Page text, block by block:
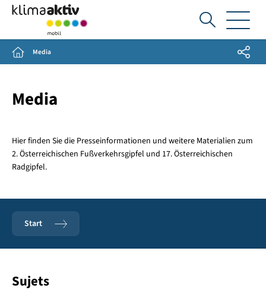
Ich
suche...
Home Media Share
Media
Hier finden Sie die Presseinformationen und weitere Materialien zum
2. Österreichischen Fußverkehrsgipfel und 17. Österreichischen
Radgipfel.
Start
Sujets